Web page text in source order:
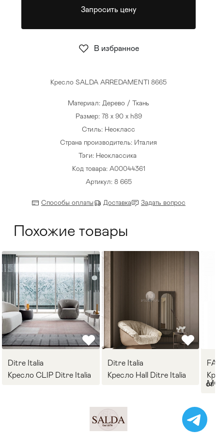
Кресло SALDA ARREDAMENTI 8665
Материал: Дерево / Ткань
Размер: 78 x 90 x h89
Стиль: Неокласс
Страна производитель: Италия
Тэги: Неоклассика
Код товара: A00044361
Артикул: 8 665
Способы оплаты Доставка Задать вопрос
Запросить цену
В избранное
Похожие товары
Ditre Italia
Кресло CLIP Ditre Italia
Ditre Italia
Кресло Hall Ditre Italia
от